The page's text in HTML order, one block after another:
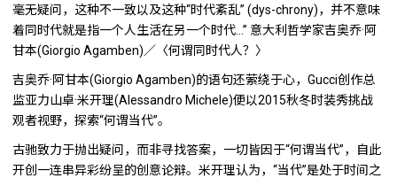
毫无疑问，这种不一致以及这种“时代紊乱” (dys-chrony)，并不意味
着同时代就是指一个人生活在另一个时代…” 意大利哲学家吉奥乔·阿
甘本(Giorgio Agamben)／〈何谓同时代人？〉
吉奥乔·阿甘本(Giorgio Agamben)的语句还萦绕于心，Gucci创作总
监亚力山卓·米开理(Alessandro Michele)便以2015秋冬时装秀挑战
观者视野，探索“何谓当代”。
古驰致力于抛出疑问，而非寻找答案，一切皆因于“何谓当代”，自此
开创一连串异彩纷呈的创意论辩。米开理认为，“当代”是处于时间之